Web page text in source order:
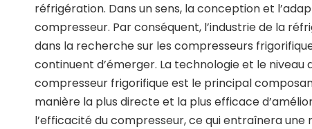
réfrigération. Dans un sens, la conception et
compresseur. Par conséquent, l’industrie de la
dans la recherche sur les compresseurs
continuent d’émerger. La technologie et le
compresseur frigorifique est le principal
manière la plus directe et la plus efficace
l’efficacité du compresseur, ce qui entraînera